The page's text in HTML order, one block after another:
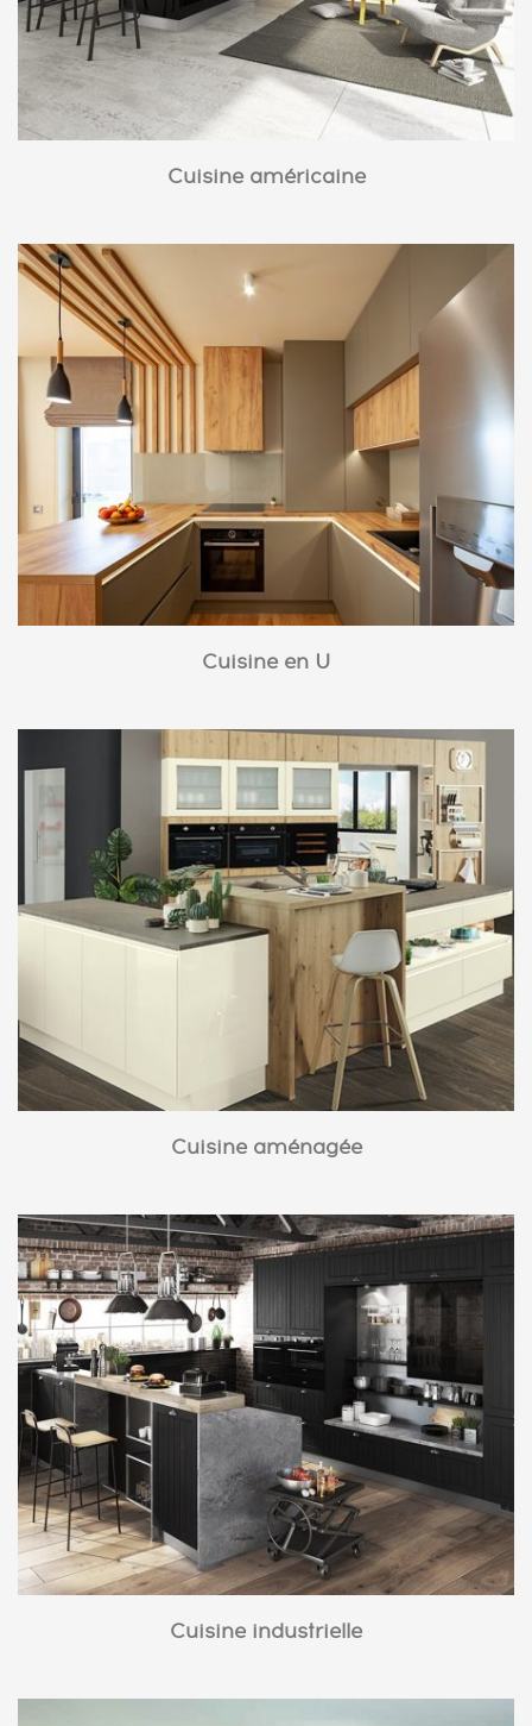
Cuisine américaine
Cuisine en U
Cuisine aménagée
Cuisine industrielle